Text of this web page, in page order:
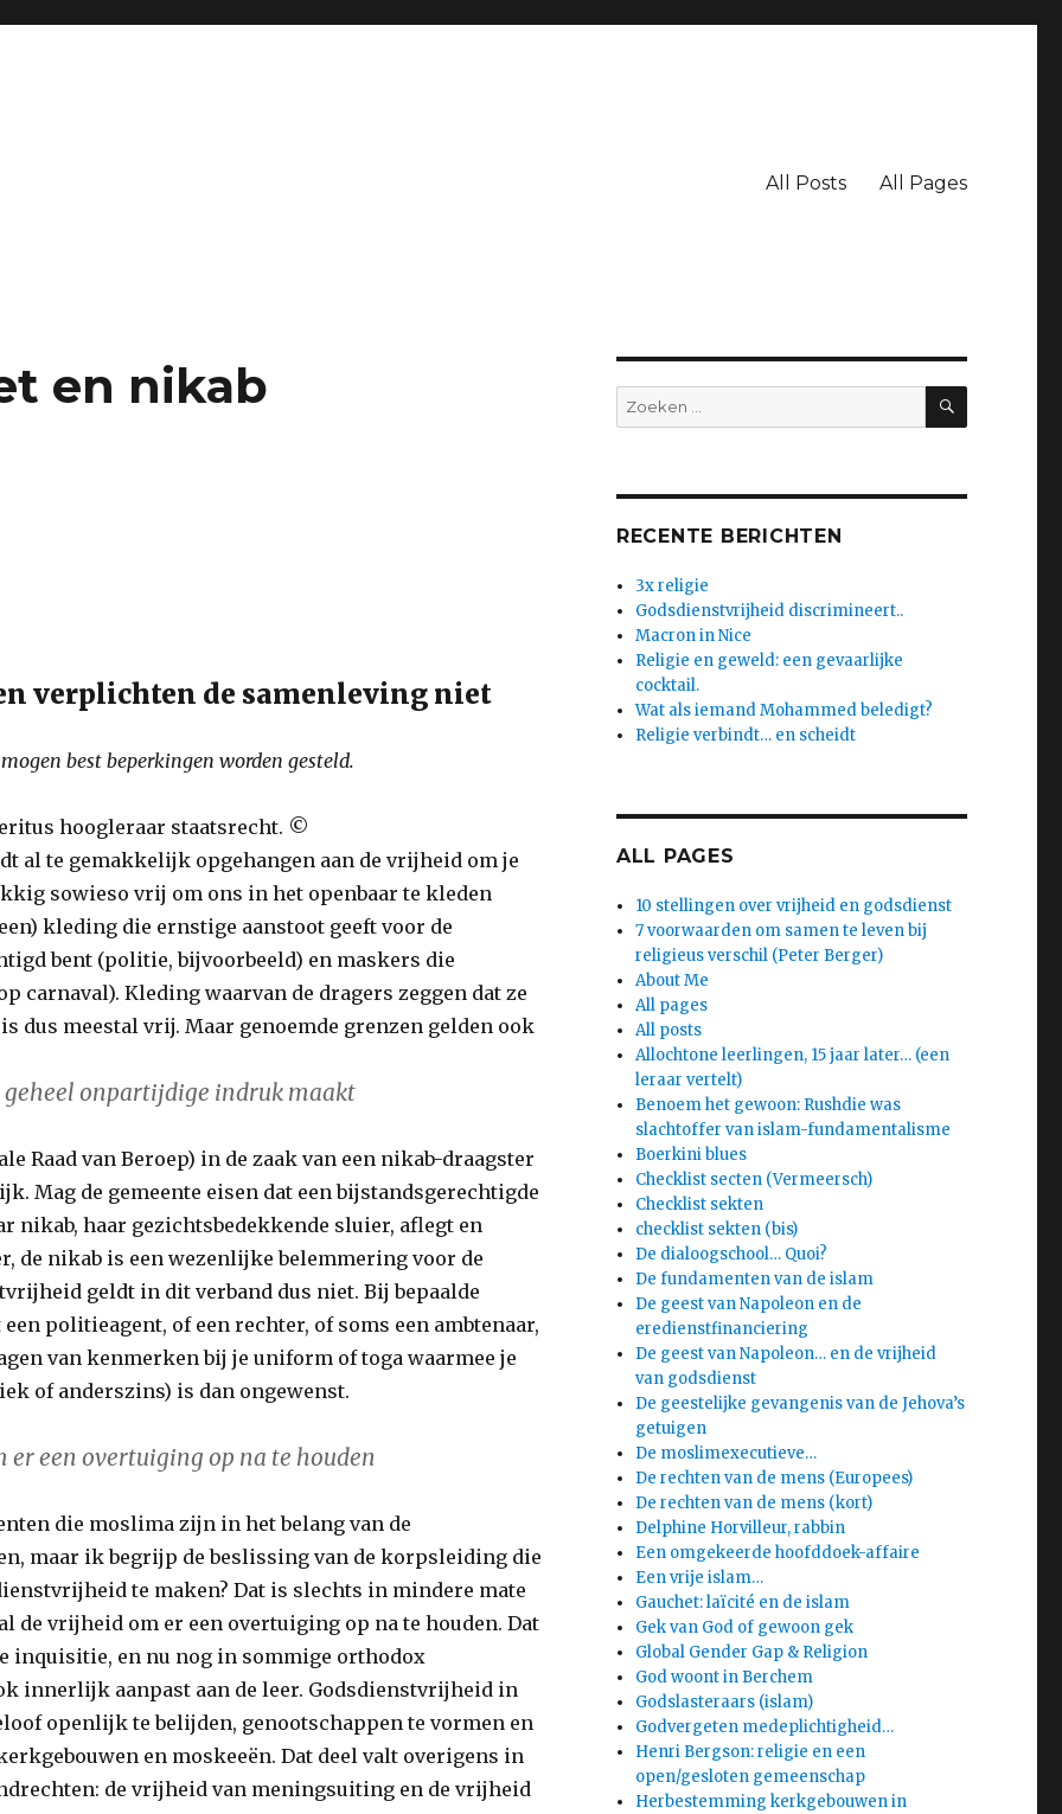
All Posts All Pages
en nikab
verplichten de samenleving niet
best beperkingen worden gesteld.
hoogleraar staatsrecht. ©
al te gemakkelijk opgehangen aan de vrijheid om je
sowieso vrij om ons in het openbaar te kleden
kleding die ernstige aanstoot geeft voor de
bent (politie, bijvoorbeeld) en maskers die
carnaval). Kleding waarvan de dragers zeggen dat ze
dus meestal vrij. Maar genoemde grenzen gelden ook
geheel onpartijdige indruk maakt
Raad van Beroep) in de zaak van een nikab-draagster
Mag de gemeente eisen dat een bijstandsgerechtigde
nikab, haar gezichtsbedekkende sluier, aflegt en
de nikab is een wezenlijke belemmering voor de
geldt in dit verband dus niet. Bij bepaalde
politieagent, of een rechter, of soms een ambtenaar,
van kenmerken bij je uniform of toga waarmee je
of anderszins) is dan ongewenst.
een overtuiging op na te houden
die moslima zijn in het belang van de
maar ik begrijp de beslissing van de korpsleiding die
te maken? Dat is slechts in mindere mate
de vrijheid om er een overtuiging op na te houden. Dat
inquisitie, en nu nog in sommige orthodox
innerlijk aanpast aan de leer. Godsdienstvrijheid in
openlijk te belijden, genootschappen te vormen en
en moskeeën. Dat deel valt overigens in
de vrijheid van meningsuiting en de vrijheid
Zoeken
naar:
ZOEKEN
RECENTE BERICHTEN
3x religie
Godsdienstvrijheid discrimineert..
Macron in Nice
Religie en geweld: een gevaarlijke
cocktail.
Wat als iemand Mohammed beledigt?
Religie verbindt… en scheidt
ALL PAGES
10 stellingen over vrijheid en godsdienst
7 voorwaarden om samen te leven bij
religieus verschil (Peter Berger)
About Me
All pages
All posts
Allochtone leerlingen, 15 jaar later… (een
leraar vertelt)
Benoem het gewoon: Rushdie was
slachtoffer van islam-fundamentalisme
Boerkini blues
Checklist secten (Vermeersch)
Checklist sekten
checklist sekten (bis)
De dialoogschool… Quoi?
De fundamenten van de islam
De geest van Napoleon en de
eredienstfinanciering
De geest van Napoleon… en de vrijheid
van godsdienst
De geestelijke gevangenis van de Jehova’s
getuigen
De moslimexecutieve…
De rechten van de mens (Europees)
De rechten van de mens (kort)
Delphine Horvilleur, rabbin
Een omgekeerde hoofddoek-affaire
Een vrije islam…
Gauchet: laïcité en de islam
Gek van God of gewoon gek
Global Gender Gap & Religion
God woont in Berchem
Godslasteraars (islam)
Godvergeten medeplichtigheid…
Henri Bergson: religie en een
open/gesloten gemeenschap
Herbestemming kerkgebouwen in